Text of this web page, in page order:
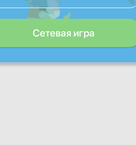
Сетевая игра